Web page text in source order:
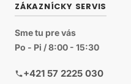
ZÁKAZNÍCKY SERVIS
Sme tu pre vás
Po - Pi / 8:00 - 15:30
+421 57 2225 030